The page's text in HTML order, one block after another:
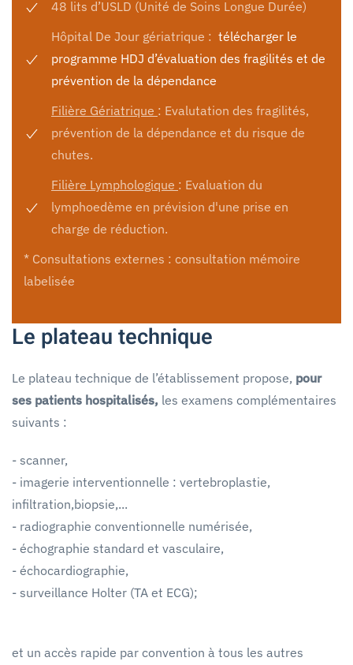
48 lits d’USLD (Unité de Soins Longue Durée)
Hôpital De Jour gériatrique : télécharger le
programme HDJ d’évaluation des fragilités et de
prévention de la dépendance
Filière Gériatrique : Evalutation des fragilités,
prévention de la dépendance et du risque de
chutes.
Filière Lymphologique : Evaluation du
lymphoedème en prévision d'une prise en
charge de réduction.
* Consultations externes : consultation mémoire
labelisée
Le plateau technique
Le plateau technique de l’établissement propose, pour
ses patients hospitalisés, les examens complémentaires
suivants :
- scanner,
- imagerie interventionnelle : vertebroplastie,
infiltration,biopsie,...
- radiographie conventionnelle numérisée,
- échographie standard et vasculaire,
- échocardiographie,
- surveillance Holter (TA et ECG);
et un accès rapide par convention à tous les autres